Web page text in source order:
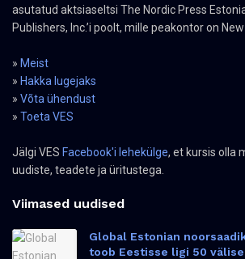
asutatud aktsiaseltsi The Nordic Press
Publishers, Inc.’i poolt, mille peakontor on
» Meist
» Hakka lugejaks
» Võta ühendust
» Toeta VES
Jälgi VES Facebook'i lehekülge, et kursis olla
uudiste, teadete ja üritustega.
Viimased uudised
Global Estonian
toob Eestisse ligi 50